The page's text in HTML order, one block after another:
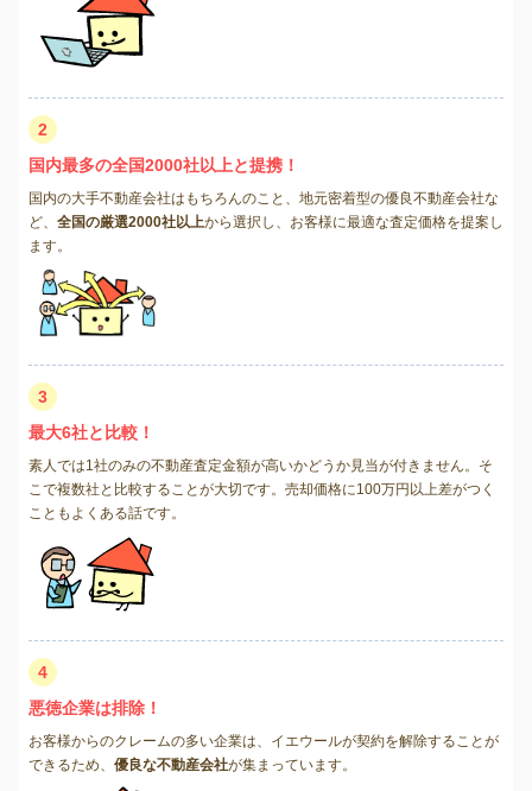
2
国内最多の全国2000社以上と提携！
国内の大手不動産会社はもちろんのこと、地元密着型の優良不動産会社な
ど、 全国の厳選2000社以上から選択し、お客様に最適な査定価格を提案し
ます。
3
最大6社と比較！
素人では1社のみの不動産査定金額が高いかどうか見当が付きません。そ
こで複数社と比較することが大切です。売却価格に100万円以上差がつく
こともよくある話です。
4
悪徳企業は排除！
お客様からのクレームの多い企業は、イエウールが契約を解除することが
できるため、 優良な不動産会社が集まっています。